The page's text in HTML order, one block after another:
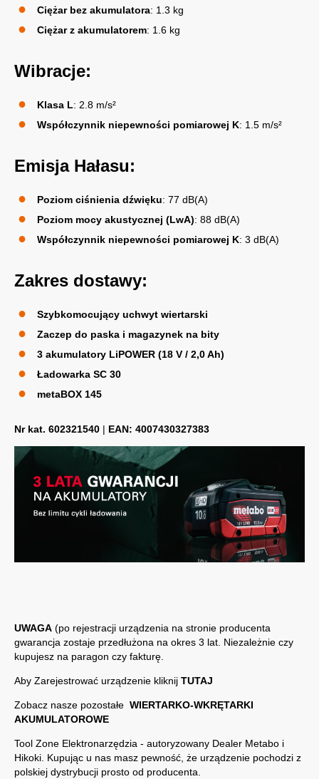
Ciężar bez akumulatora: 1.3 kg
Ciężar z akumulatorem: 1.6 kg
Wibracje:
Klasa L: 2.8 m/s²
Współczynnik niepewności pomiarowej K: 1.5 m/s²
Emisja Hałasu:
Poziom ciśnienia dźwięku: 77 dB(A)
Poziom mocy akustycznej (LwA): 88 dB(A)
Współczynnik niepewności pomiarowej K: 3 dB(A)
Zakres dostawy:
Szybkomocujący uchwyt wiertarski
Zaczep do paska i magazynek na bity
3 akumulatory LiPOWER (18 V / 2,0 Ah)
Ładowarka SC 30
metaBOX 145
Nr kat. 602321540 | EAN: 4007430327383
UWAGA (po rejestracji urządzenia na stronie producenta
gwarancja zostaje przedłużona na okres 3 lat. Niezależnie czy
kupujesz na paragon czy fakturę.
Aby Zarejestrować urządzenie kliknij TUTAJ
Zobacz nasze pozostałe WIERTARKO-WKRĘTARKI
AKUMULATOROWE
Tool Zone Elektronarzędzia - autoryzowany Dealer Metabo i
Hikoki. Kupując u nas masz pewność, że urządzenie pochodzi z
polskiej dystrybucji prosto od producenta.